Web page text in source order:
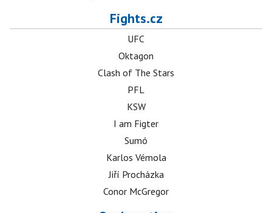
Fights.cz
UFC
Oktagon
Clash of The Stars
PFL
KSW
I am Figter
Sumó
Karlos Vémola
Jiří Procházka
Conor McGregor